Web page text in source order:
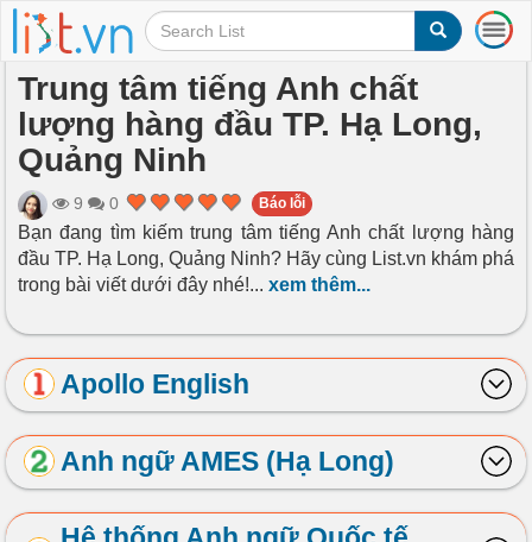
T
o
e
i
g
i
o
n
Trung tâm tiếng Anh chất
lượng hàng đầu TP. Hạ Long,
Quảng Ninh
9 0 Báo lỗi
Bạn đang tìm kiếm trung tâm tiếng Anh chất lượng hàng
đầu TP. Hạ Long, Quảng Ninh? Hãy cùng List.vn khám phá
trong bài viết dưới đây nhé!... xem thêm...
Apollo English
Anh ngữ AMES (Hạ Long)